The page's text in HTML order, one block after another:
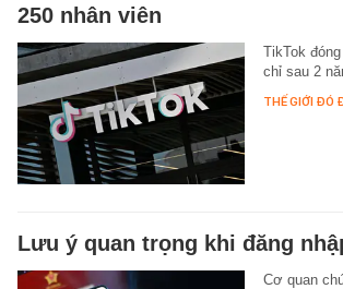
250 nhân viên
TikTok
chỉ sau 2
THẾ GIỚI ĐÓ
Lưu ý quan trọng khi đăng
Cơ quan